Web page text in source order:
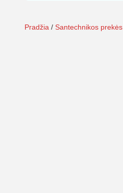
Pradžia / Santechnikos prekės